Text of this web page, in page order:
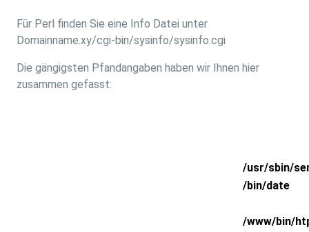
Für Perl finden Sie eine Info Datei unter
Domainname.xy/cgi-bin/sysinfo/sysinfo.cgi
Die gängigsten Pfandangaben haben wir Ihnen hier
zusammen gefasst:
/usr/sbin/
/bin/date
/www/bin/